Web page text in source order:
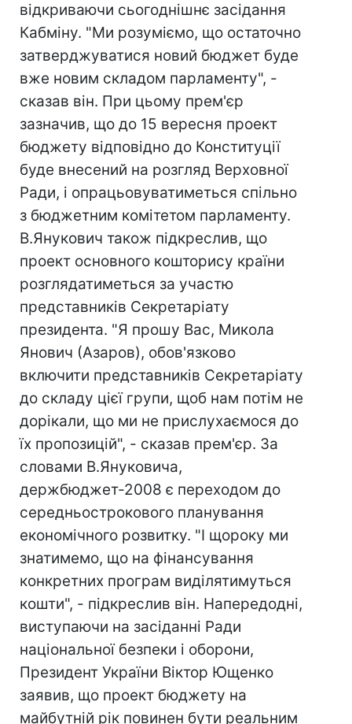
відкриваючи сьогоднішнє засідання
Кабміну. "Ми розуміємо, що остаточно
затверджуватися новий бюджет буде
вже новим складом парламенту", -
сказав він. При цьому прем'єр
зазначив, що до 15 вересня проект
бюджету відповідно до Конституції
буде внесений на розгляд Верховної
Ради, і опрацьовуватиметься спільно
з бюджетним комітетом парламенту.
В.Янукович також підкреслив, що
проект основного кошторису країни
розглядатиметься за участю
представників Секретаріату
президента. "Я прошу Вас, Микола
Янович (Азаров), обов'язково
включити представників Секретаріату
до складу цієї групи, щоб нам потім не
дорікали, що ми не прислухаємося до
їх пропозицій", - сказав прем'єр. За
словами В.Януковича,
держбюджет-2008 є переходом до
середньострокового планування
економічного розвитку. "І щороку ми
знатимемо, що на фінансування
конкретних програм виділятимуться
кошти", - підкреслив він. Напередодні,
виступаючи на засіданні Ради
національної безпеки і оборони,
Президент України Віктор Ющенко
заявив, що проект бюджету на
майбутній рік повинен бути реальним